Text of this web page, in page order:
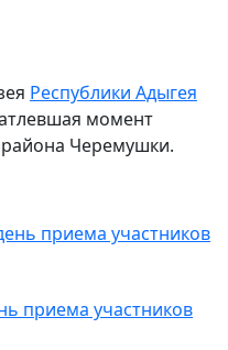
Республики Адыгея
момент
Черемушки.
приема участников